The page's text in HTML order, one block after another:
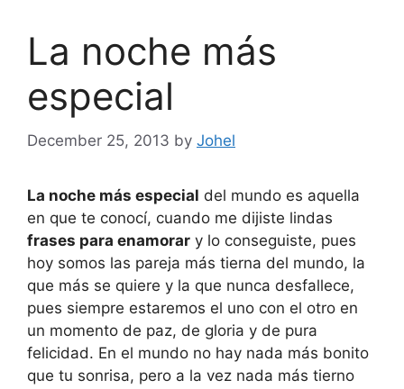
La noche más
especial
December 25, 2013 by Johel
La noche más especial del mundo es aquella
en que te conocí, cuando me dijiste lindas
frases para enamorar y lo conseguiste, pues
hoy somos las pareja más tierna del mundo, la
que más se quiere y la que nunca desfallece,
pues siempre estaremos el uno con el otro en
un momento de paz, de gloria y de pura
felicidad. En el mundo no hay nada más bonito
que tu sonrisa, pero a la vez nada más tierno